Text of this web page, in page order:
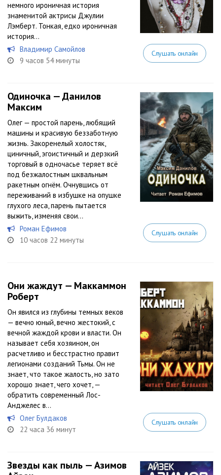
немного ироничная история
знаменитой актрисы Джулии
Лэмберт. Тонкая, едко ироничная
история...
Владимир Самойлов
9 часов 54 минуты
Слушать онлайн
Одиночка — Данилов
Максим
Олег — простой парень, любящий
машины и красивую беззаботную
жизнь. Закоренелый холостяк,
циничный, эгоистичный и дерзкий
торговый в одночасье теряет всё
под безжалостным шквальным
ракетным огнём. Очнувшись от
переживаний в избушке на опушке
глухого леса, парень пытается
выжить, изменяя свои...
Роман Ефимов
10 часов 22 минуты
Слушать онлайн
Они жаждут — Маккаммон
Роберт
Он явился из глубины темных веков
— вечно юный, вечно жестокий, с
вечной жаждой крови и власти. Он
называет себя хозяином, он
расчетливо и бесстрастно правит
легионами созданий Тьмы. Он не
знает, что такое жалость, но зато
хорошо знает, чего хочет, —
обратить современный Лос-
Анджелес в...
Олег Булдаков
22 часа 36 минут
Слушать онлайн
Звезды как пыль — Азимов